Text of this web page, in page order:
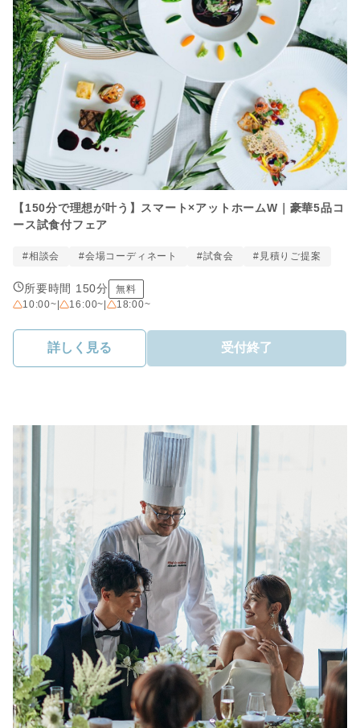
【150分で理想が叶う】スマート×アットホームW｜豪華5品コ
ース試食付フェア
#相談会 #会場コーディネート #試食会 #見積りご提案
所要時間 150分
無料
10:00~| 16:00~| 18:00~
詳しく見る 受付終了